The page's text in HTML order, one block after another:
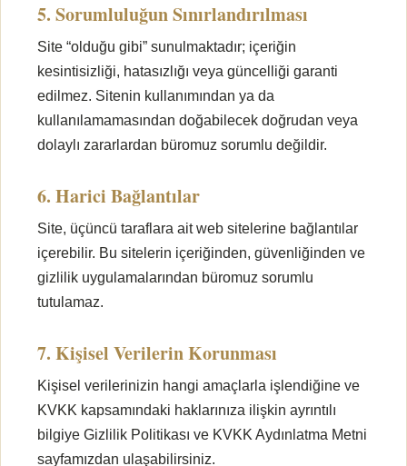
5. Sorumluluğun Sınırlandırılması
Site “olduğu gibi” sunulmaktadır; içeriğin
kesintisizliği, hatasızlığı veya güncelliği garanti
edilmez. Sitenin kullanımından ya da
kullanılamamasından doğabilecek doğrudan veya
dolaylı zararlardan büromuz sorumlu değildir.
6. Harici Bağlantılar
Site, üçüncü taraflara ait web sitelerine bağlantılar
içerebilir. Bu sitelerin içeriğinden, güvenliğinden ve
gizlilik uygulamalarından büromuz sorumlu
tutulamaz.
7. Kişisel Verilerin Korunması
Kişisel verilerinizin hangi amaçlarla işlendiğine ve
KVKK kapsamındaki haklarınıza ilişkin ayrıntılı
bilgiye Gizlilik Politikası ve KVKK Aydınlatma Metni
sayfamızdan ulaşabilirsiniz.